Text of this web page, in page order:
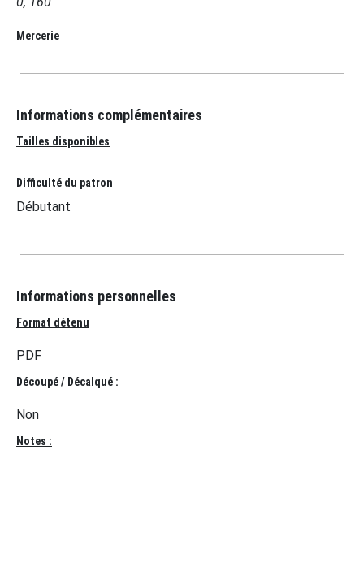
Mercerie
Informations complémentaires
Tailles disponibles
Difficulté du patron
Débutant
Informations personnelles
Format détenu
PDF
Découpé / Décalqué :
Non
Notes :